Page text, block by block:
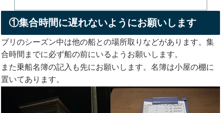
①集合時間に遅れないようにお願いします
ブリのシーズン中は他の船との場所取りなどがあります。集
合時間までに必ず船の前にいるようお願いします。
また乗船名簿の記入も先にお願いします。名簿は小屋の棚に
置いてあります。